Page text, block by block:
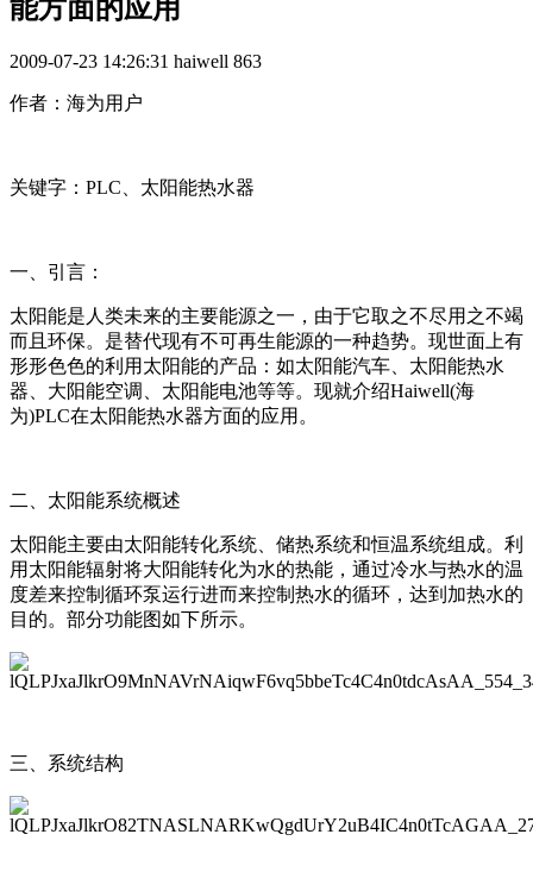
能方面的应用
2009-07-23 14:26:31 haiwell 863
作者：海为用户
关键字：PLC、太阳能热水器
一、引言：
太阳能是人类未来的主要能源之一，由于它取之不尽用之不竭
而且环保。是替代现有不可再生能源的一种趋势。现世面上有
形形色色的利用太阳能的产品：如太阳能汽车、太阳能热水
器、大阳能空调、太阳能电池等等。现就介绍Haiwell(海
为)PLC在太阳能热水器方面的应用。
二、太阳能系统概述
太阳能主要由太阳能转化系统、储热系统和恒温系统组成。利
用太阳能辐射将大阳能转化为水的热能，通过冷水与热水的温
度差来控制循环泵运行进而来控制热水的循环，达到加热水的
目的。部分功能图如下所示。
三、系统结构